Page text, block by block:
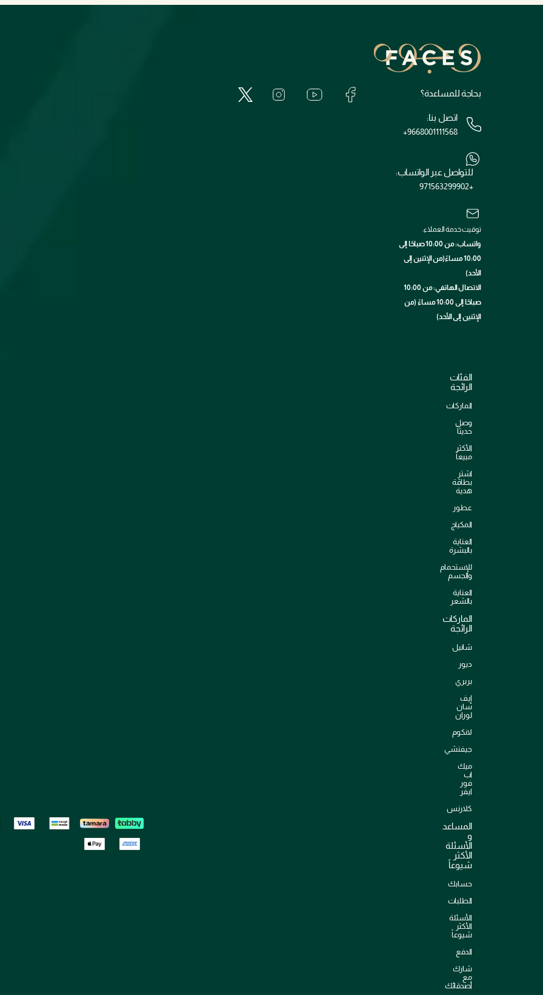
بحاجة للمساعدة؟
اتصل بنا:
+9668001111568
للتواصل عبر الواتساب:
+971563299902
توقيت خدمة العملاء:
واتساب: من 10:00 صباحًا إلى
10:00 مساءً(من الإثنين إلى
الأحد)
الاتصال الهاتفي: من 10:00
صباحًا إلى 10:00 مساءً (من
الإثنين إلى الأحد)
الفئات
الرائجة
الماركات
وصل
حديثاً
الأكثر
مبيعاً
اشترِ
بطاقة
هدية
عطور
المكياج
العناية
بالبشرة
للإستحمام
والجسم
العناية
بالشعر
الماركات
الرائجة
شانيل
ديور
بربري
إيف
سان
لوران
لانكوم
جيفنشي
ميك
اب
فور
ايفر
كلارنس
المساعد
و
الأسئلة
الأكثر
شيوعاً
حسابك
الطلبات
الأسئلة
الأكثر
شيوعاً
الدفع
شارك
مع
أصدقائك